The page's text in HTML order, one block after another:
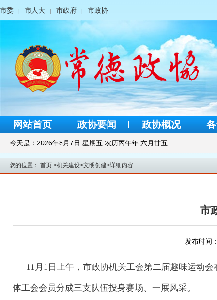
市委 | 市人大 | 市政府 | 市政协
网站首页 政协要闻 政协概况
今天是： 2026年8月7日 星期五 农历丙午年 六月廿五
您的位置： 首页 >机关建设>文明创建>详细内容
市
发布时间
11月1日上午，市政协机关工会第二届趣味运动
体工会会员分成三支队伍投身赛场、一展风采。